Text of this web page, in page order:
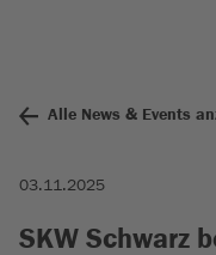
Alle News & Events
03.11.2025
SKW Schwarz